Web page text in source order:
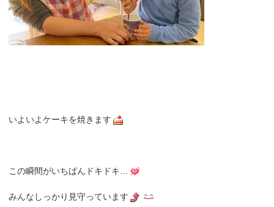
いよいよケーキを焼きます
この瞬間がいちばんドキドキ…
みんなしっかり見守っています